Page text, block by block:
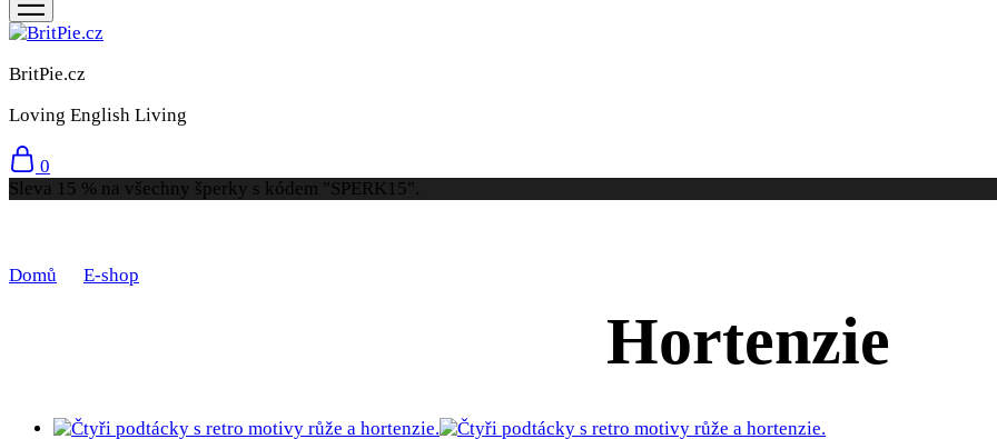
BritPie.cz
Loving English Living
0
Sleva 15 % na všechny šperky s kódem "SPERK15".
Domů E-shop
Hortenzie